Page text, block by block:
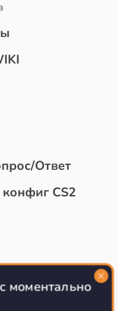
Ответ
CS2
моментально